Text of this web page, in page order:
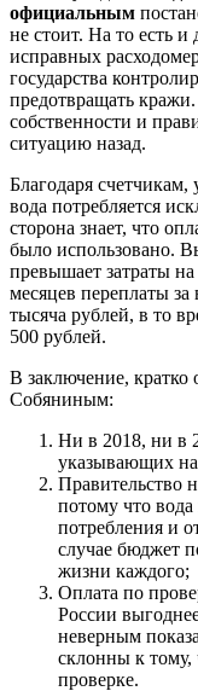
официальным
не стоит. На то есть и
исправных
государства
предотвращать
собственности и
ситуацию назад.
Благодаря счетчикам,
вода потребляется
сторона знает, что
было использовано.
превышает затраты
месяцев переплаты за
тысяча рублей, в то
500 рублей.
В заключение,
Собяниным:
Ни в 2018, ни в
указывающих на
Правительство
потому что вода
потребления и
случае бюджет
жизни каждого;
Оплата по
России
неверным
склонны к тому,
проверке.